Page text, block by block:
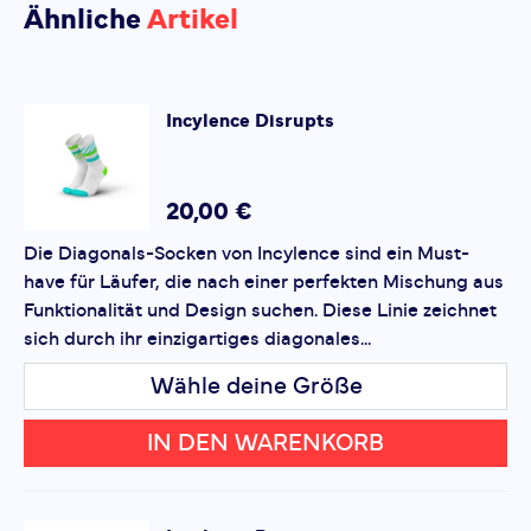
Bisher hat noch niemand dieses Produkt
Disrupts
Deine Bewertung:
Produktbewertung
Vorname
Vorname
Überschrift
Rezension
Ähnliche Artikel
Incylence Disrupts
20,00 €
Die Diagonals-Socken von Incylence sind ein Must-
have für Läufer, die nach einer perfekten Mischung aus
Funktionalität und Design suchen. Diese Linie zeichnet
sich durch ihr einzigartiges diagonales...
Wähle deine Größe
IN DEN WARENKORB